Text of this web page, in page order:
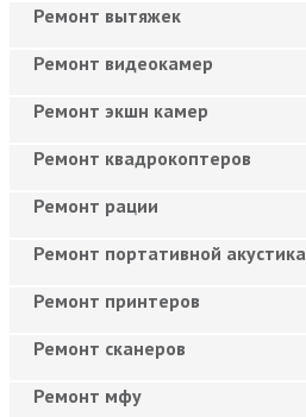
Ремонт вытяжек
Ремонт видеокамер
Ремонт экшн камер
Ремонт квадрокоптеров
Ремонт рации
Ремонт портативной акустика
Ремонт принтеров
Ремонт сканеров
Ремонт мфу